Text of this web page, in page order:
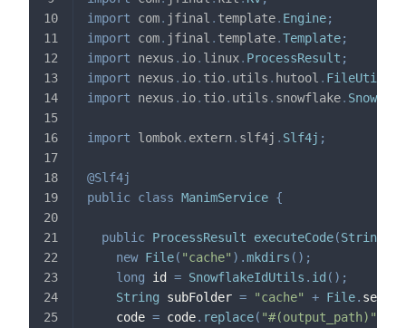
import
com. jfinal . template. Engine;
import
com. jfinal . template.Template;
import
nexus . io. linux. ProcessResult ;
import
nexus . io. tio. utils . hutool . FileUtil
import
nexus . io. tio. utils . snowflake.
import lombok. extern. slf4j . Slf4j ;
@Slf4j
public class ManimService {
public ProcessResult executeCode(String
new File( "cache" ) .mkdirs ( ) ;
long id = SnowflakeIdUtils . id ( ) ;
String subFolder = "cache" + File.
    code
= code. replace( "#(output_path)"